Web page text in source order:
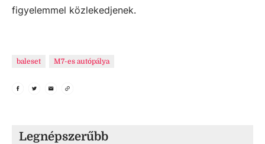
figyelemmel közlekedjenek.
baleset M7-es autópálya
Legnépszerűbb